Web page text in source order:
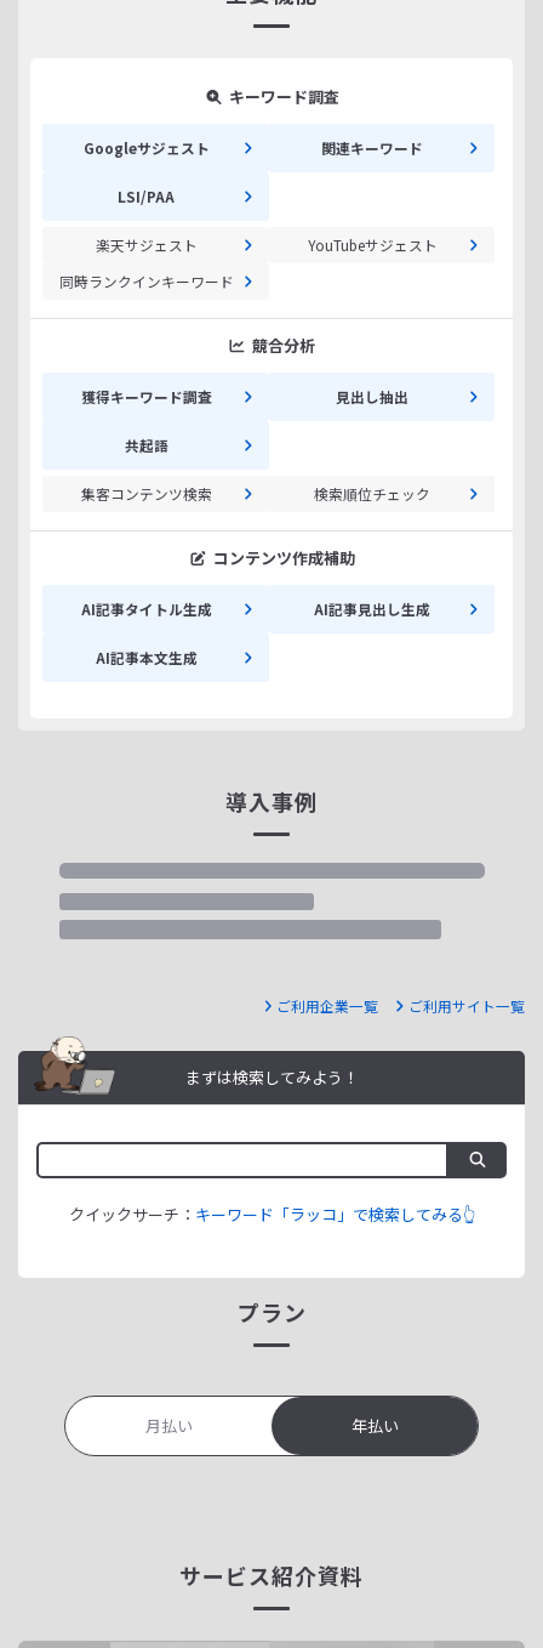
キーワード調査
Googleサジェスト 関連キーワード
LSI/PAA
楽天サジェスト
YouTubeサジェスト
同時ランクインキーワード
競合分析
獲得キーワード調査 見出し抽出
共起語
集客コンテンツ検索 検索順位チェック
コンテンツ作成補助
AI記事タイトル生成 AI記事見出し生成
AI記事本文生成
導入事例
ご利用企業一覧 ご利用サイト一覧
まずは検索してみよう！
クイックサーチ： キーワード「ラッコ」で検索してみる👆
プラン
月払い 年払い
サービス紹介資料